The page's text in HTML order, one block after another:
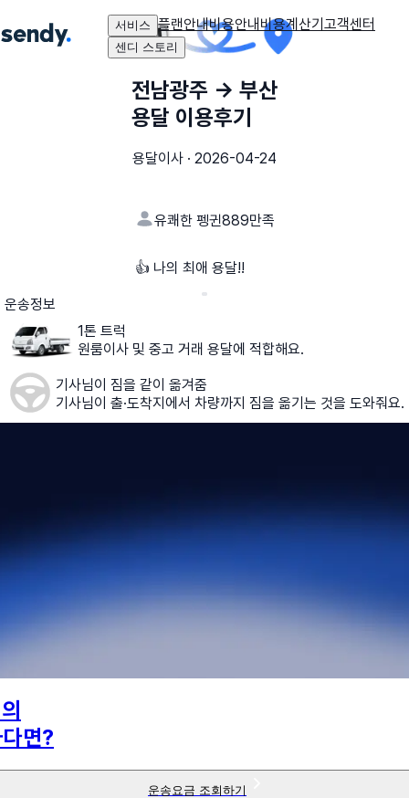
서비스 플랜안내비용안내비용계산기고객센터
센디 스토리
전남광주 → 부산
용달 이용후기
용달이사 · 2026-04-24
유쾌한 펭귄889만족
👍 나의 최애 용달!!
운송정보
1톤 트럭
원룸이사 및 중고 거래 용달에 적합해요.
기사님이 짐을 같이 옮겨줌
기사님이 출·도착지에서 차량까지 짐을 옮기는 것을 도와줘요.
면?
운송요금 조회하기